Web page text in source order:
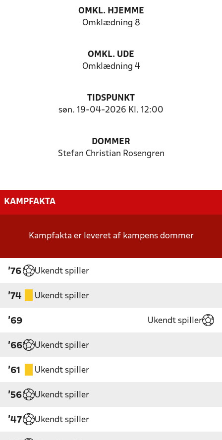
OMKL. HJEMME
Omklædning 8
OMKL. UDE
Omklædning 4
TIDSPUNKT
søn. 19-04-2026 Kl. 12:00
DOMMER
Stefan Christian Rosengren
KAMPFAKTA
Kampfakta er leveret af kampens dommer
'76 Ukendt spiller
'74 Ukendt spiller
'69 Ukendt spiller
'66 Ukendt spiller
'61 Ukendt spiller
'56 Ukendt spiller
'47 Ukendt spiller